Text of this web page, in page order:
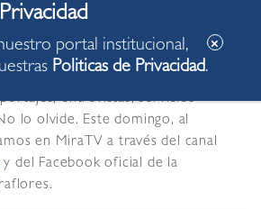
acompáñennos en el noticiero
entrevistas, servicios
lo olvide. Este domingo, al
en MiraTV a través del canal
y del Facebook oficial de la
portal institucional,
Politicas de Privacidad.